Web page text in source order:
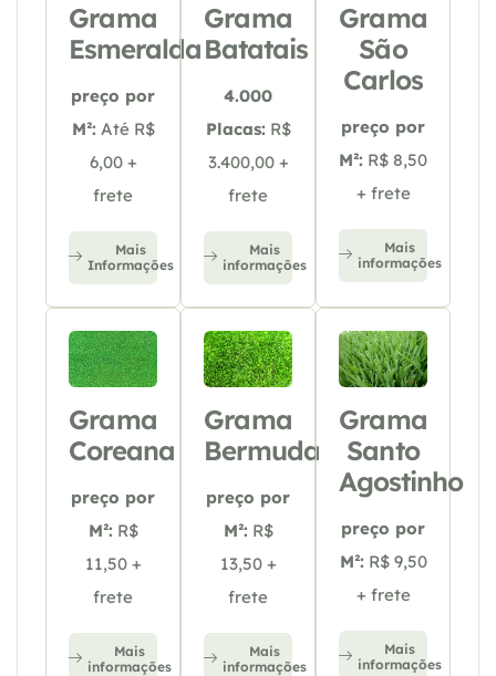
Grama
Esmeralda
preço por
M²: Até R$
6,00 +
frete
Mais
Informações
Grama
Batatais
4.000
Placas: R$
3.400,00 +
frete
Mais
informações
Grama
São
Carlos
preço por
M²: R$ 8,50
+ frete
Mais
informações
Grama
Coreana
preço por
M²: R$
11,50 +
frete
Mais
informações
Grama
Bermuda
preço por
M²: R$
13,50 +
frete
Mais
informações
Grama
Santo
Agostinho
preço por
M²: R$ 9,50
+ frete
Mais
informações